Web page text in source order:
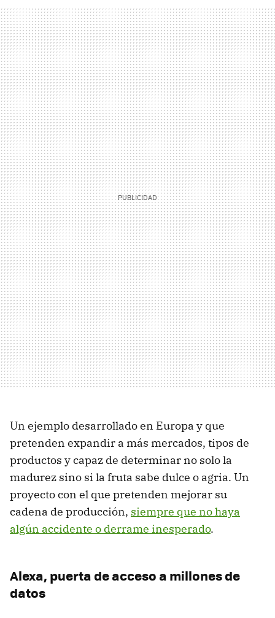
Un ejemplo desarrollado en Europa y que
pretenden expandir a más mercados, tipos de
productos y capaz de determinar no solo la
madurez sino si la fruta sabe dulce o agria. Un
proyecto con el que pretenden mejorar su
cadena de producción, siempre que no haya
algún accidente o derrame inesperado.
Alexa, puerta de acceso a millones de
datos